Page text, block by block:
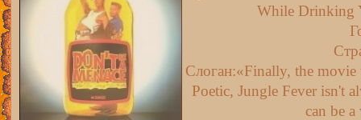
While Drinking
Слоган:«Finally, the movie
Poetic, Jungle Fever isn't
can be